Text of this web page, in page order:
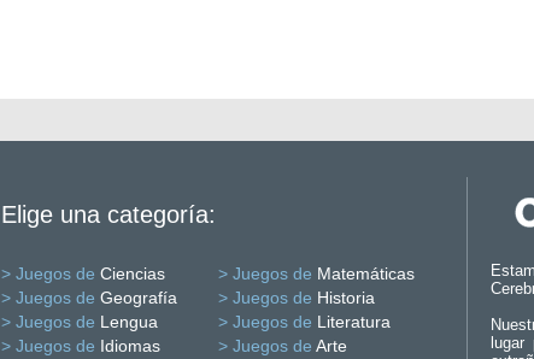
Elige una categoría:
> Juegos de Ciencias > Juegos de Matemáticas
> Juegos de Geografía > Juegos de Historia
> Juegos de Lengua > Juegos de Literatura
> Juegos de Idiomas > Juegos de Arte